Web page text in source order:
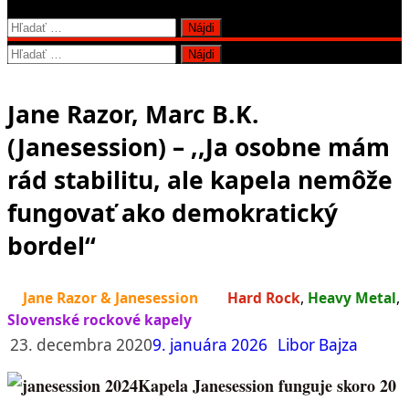
Hľadať:
Hľadať:
Jane Razor, Marc B.K.
(Janesession) – ,,Ja osobne mám
rád stabilitu, ale kapela nemôže
fungovať ako demokratický
bordel“
Jane Razor & Janesession Hard Rock, Heavy Metal,
Slovenské rockové kapely
23. decembra 20209. januára 2026 Libor Bajza
Kapela Janesession funguje skoro 20